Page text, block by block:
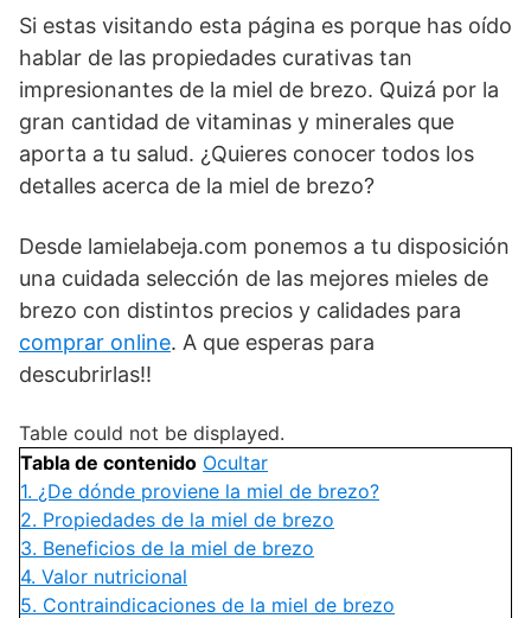
Si estas visitando esta página es porque has oído
hablar de las propiedades curativas tan
impresionantes de la miel de brezo. Quizá por la
gran cantidad de vitaminas y minerales que
aporta a tu salud. ¿Quieres conocer todos los
detalles acerca de la miel de brezo?
Desde lamielabeja.com ponemos a tu disposición
una cuidada selección de las mejores mieles de
brezo con distintos precios y calidades para
comprar online. A que esperas para
descubrirlas!!
Table could not be displayed.
Tabla de contenido Ocultar
1. ¿De dónde proviene la miel de brezo?
2. Propiedades de la miel de brezo
3. Beneficios de la miel de brezo
4. Valor nutricional
5. Contraindicaciones de la miel de brezo